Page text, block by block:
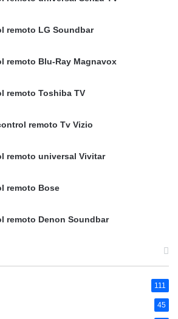
remoto LG Soundbar
remoto Blu-Ray Magnavox
remoto Toshiba TV
remoto Tv Vizio
remoto universal Vivitar
remoto Bose
remoto Denon Soundbar
111
45